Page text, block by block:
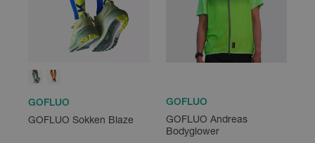
GOFLUO
GOFLUO Sokken Blaze
GOFLUO
GOFLUO Andreas
Bodyglower